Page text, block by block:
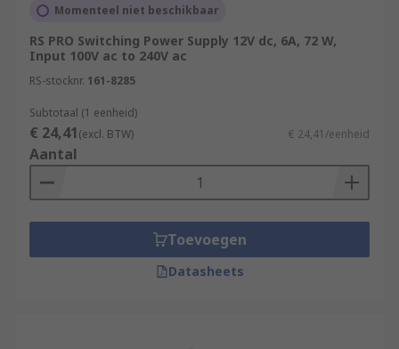
Momenteel niet beschikbaar
RS PRO Switching Power Supply 12V dc, 6A, 72 W,
Input 100V ac to 240V ac
RS-stocknr. 161-8285
Subtotaal (1 eenheid)
€ 24,41(excl. BTW) € 24,41/eenheid
Aantal
Toevoegen
Datasheets